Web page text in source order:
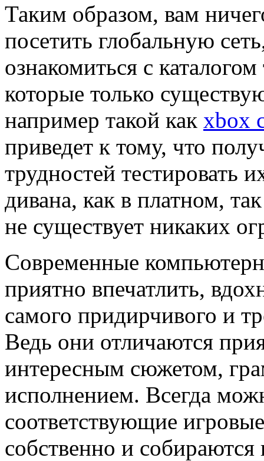
Таким образом, вам
посетить глобальную
ознакомиться с
которые только
например такой как xbox
приведет к тому, что
трудностей тестировать
дивана, как в платном,
не существует никаких
Современные
приятно впечатлить,
самого придирчивого и
Ведь они отличаются
интересным сюжетом,
исполнением. Всегда
соответствующие
собственно и